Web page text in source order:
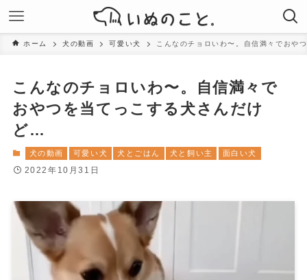
ホーム 犬の動画 可愛い犬 こんなのチョロいわ〜。自信満々でおや
こんなのチョロいわ〜。自信満々で
おやつを当てっこする犬さんだけ
ど…
犬の動画 可愛い犬 犬とごはん 犬と飼い主 面白い犬
2022年10月31日